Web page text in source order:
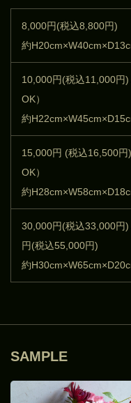
8,000円(税込8,800円)
約
10,000円(税込11,000円
OK）
約
15,000円 (税込16,500
OK）
約
30,000円(税込33,000円
円(税込55,000円)
約
SAMPLE